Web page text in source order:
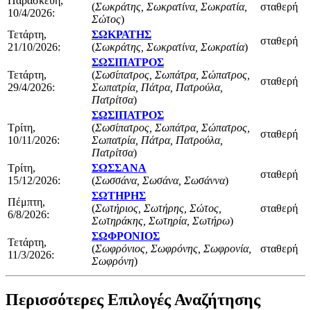
10/4/2026:
(Σωκράτης, Σωκρατίνα, Σωκρατία,
Σώτος)
σταθερή
Τετάρτη,
21/10/2026:
ΣΩΚΡΑΤΗΣ
(Σωκράτης, Σωκρατίνα, Σωκρατία)
σταθερή
Τετάρτη,
29/4/2026:
ΣΩΣΙΠΑΤΡΟΣ
(Σωσίπατρος, Σωπάτρα, Σώπατρος,
Σωπατρία, Πάτρα, Πατρούλα,
Πατρίτσα)
σταθερή
Τρίτη,
10/11/2026:
ΣΩΣΙΠΑΤΡΟΣ
(Σωσίπατρος, Σωπάτρα, Σώπατρος,
Σωπατρία, Πάτρα, Πατρούλα,
Πατρίτσα)
σταθερή
Τρίτη,
15/12/2026:
ΣΩΣΣΑΝΑ
(Σωσσάνα, Σωσάνα, Σωσάννα)
σταθερή
Πέμπτη,
6/8/2026:
ΣΩΤΗΡΗΣ
(Σωτήριος, Σωτήρης, Σώτος,
Σωτηράκης, Σωτηρία, Σωτήρω)
σταθερή
Τετάρτη,
11/3/2026:
ΣΩΦΡΟΝΙΟΣ
(Σωφρόνιος, Σωφρόνης, Σωφρονία,
Σωφρόνη)
σταθερή
Περισσότερες Επιλογές Αναζήτησης